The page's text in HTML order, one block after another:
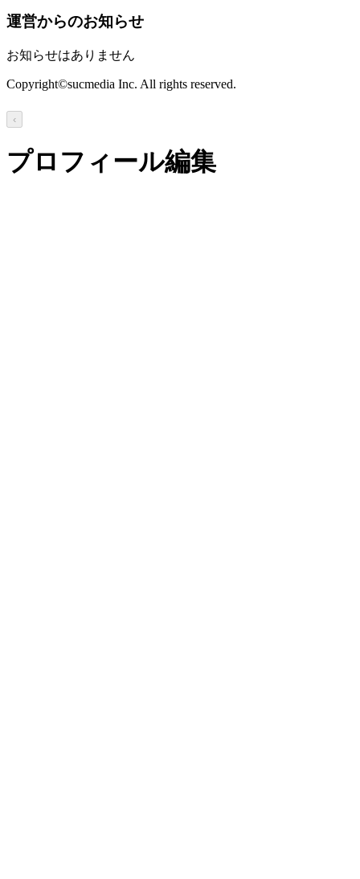
運営からのお知らせ
お知らせはありません
Copyright©sucmedia Inc. All rights reserved.
‹
プロフィール編集